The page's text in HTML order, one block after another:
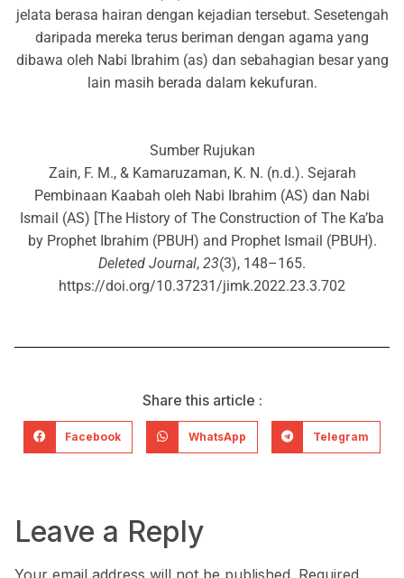
jelata berasa hairan dengan kejadian tersebut. Sesetengah
daripada mereka terus beriman dengan agama yang
dibawa oleh Nabi Ibrahim (as) dan sebahagian besar yang
lain masih berada dalam kekufuran.
Sumber Rujukan
Zain, F. M., & Kamaruzaman, K. N. (n.d.). Sejarah
Pembinaan Kaabah oleh Nabi Ibrahim (AS) dan Nabi
Ismail (AS) [The History of The Construction of The Ka’ba
by Prophet Ibrahim (PBUH) and Prophet Ismail (PBUH).
Deleted Journal, 23(3), 148–165.
https://doi.org/10.37231/jimk.2022.23.3.702
Share this article :
Facebook WhatsApp Telegram
Leave a Reply
Your email address will not be published. Required